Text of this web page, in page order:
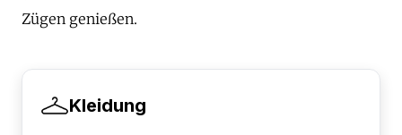
Zügen genießen.
Kleidung